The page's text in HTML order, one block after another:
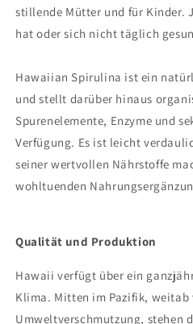
stillende Mütter und für Kinder.
hat oder sich nicht täglich
Hawaiian Spirulina ist ein
und stellt darüber hinaus
Spurenelemente, Enzyme und
Verfügung. Es ist leicht
seiner wertvollen Nährstoffe
wohltuenden
Qualität und Produktion
Hawaii verfügt über ein
Klima. Mitten im Pazifik, weitab
Umweltverschmutzung, stehen